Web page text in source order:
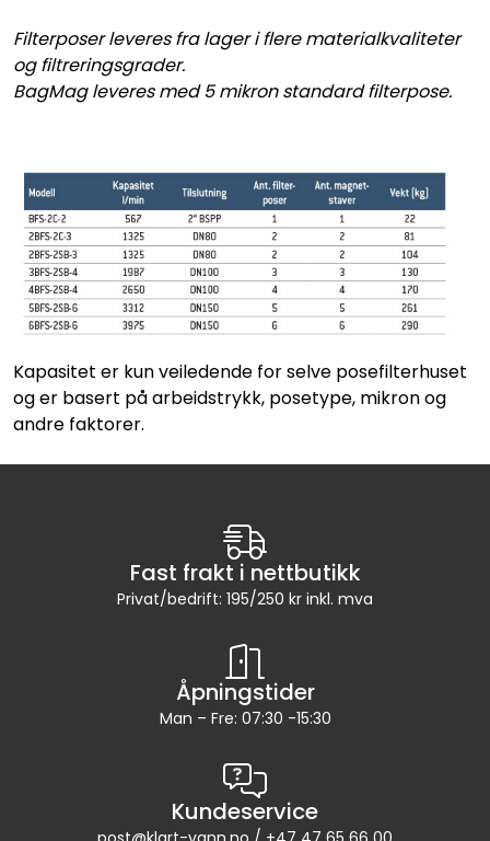
Filterposer leveres fra lager i flere materialkvaliteter
og filtreringsgrader.
BagMag leveres med 5 mikron standard filterpose.
Kapasitet er kun veiledende for selve posefilterhuset
og er basert på arbeidstrykk, posetype, mikron og
andre faktorer.
Fast frakt i nettbutikk
Privat/bedrift: 195/250 kr inkl. mva
Åpningstider
Man – Fre: 07:30 -15:30
Kundeservice